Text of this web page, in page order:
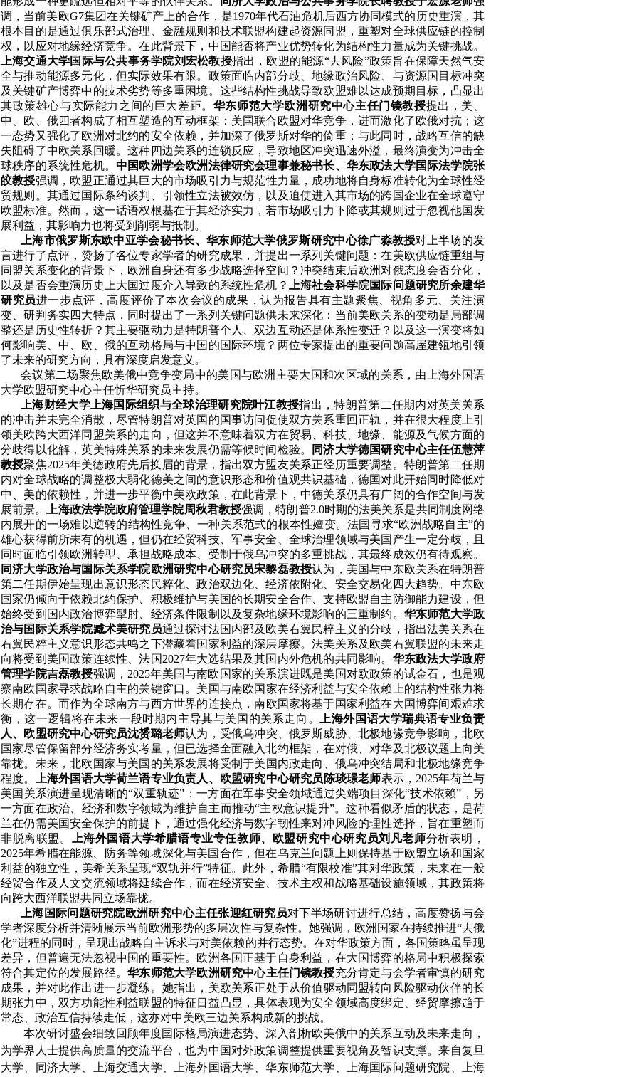
调，当前美欧G7集团在关键矿产上的合作，是1970年代石油危机后西方协同模式的历史重演，其
根本目的是通过俱乐部式治理、金融规则和技术联盟构建起资源同盟，重塑对全球供应链的控制
权，以应对地缘经济竞争。在此背景下，中国能否将产业优势转化为结构性力量成为关键挑战。
上海交通大学国际与公共事务学院刘宏松教授指出，欧盟的能源“去风险”政策旨在保障天然气安
全与推动能源多元化，但实际效果有限。政策面临内部分歧、地缘政治风险、与资源国目标冲突
及关键矿产博弈中的技术劣势等多重困境。这些结构性挑战导致欧盟难以达成预期目标，凸显出
其政策雄心与实际能力之间的巨大差距。 华东师范大学欧洲研究中心主任门镜教授提出，美、
中、欧、俄四者构成了相互塑造的互动框架：美国联合欧盟对华竞争，进而激化了欧俄对抗；这
一态势又强化了欧洲对北约的安全依赖，并加深了俄罗斯对华的倚重；与此同时，战略互信的缺
失阻碍了中欧关系回暖。这种四边关系的连锁反应，导致地区冲突迅速外溢，最终演变为冲击全
球秩序的系统性危机。 中国欧洲学会欧洲法律研究会理事兼秘书长、华东政法大学国际法学院张
皎教授强调， 欧盟正通过其巨大的市场吸引力与规范性力量，成功地将自身标准转化为全球性经
贸规则。其通过国际条约谈判、引领性立法被效仿，以及迫使进入其市场的跨国企业在全球遵守
欧盟标准。然而，这一话语权根基在于其经济实力，若市场吸引力下降或其规则过于忽视他国发
展利益，其影响力也将受到削弱与抵制。
上海市俄罗斯东欧中亚学会秘书长、华东师范大学俄罗斯研究中心徐广淼教授对上半场的发
言进行了点评，赞扬了各位专家学者的研究成果，并提出一系列关键问题：在美欧供应链重组与
同盟关系变化的背景下，欧洲自身还有多少战略选择空间？冲突结束后欧洲对俄态度会否分化，
以及是否会重演历史上大国过度介入导致的系统性危机？
上海社会科学院国际问题研究所余建华
研究员进一步点评，高度评价了本次会议的成果，认为报告具有主题聚焦、视角多元、关注演
变、研判务实四大特点，同时提出了一系列关键问题供未来深化：当前美欧关系的变动是局部调
整还是历史性转折？其主要驱动力是特朗普个人、双边互动还是体系性变迁？以及这一演变将如
何影响美、中、欧、俄的互动格局与中国的国际环境？两位专家提出的重要问题高屋建瓴地引领
了未来的研究方向，具有深度启发意义。
会议第二场聚焦欧美俄中竞争变局中的美国与欧洲主要大国和次区域的关系，由上海外国语
大学欧盟研究中心主任忻华研究员主持。
上海财经大学上海国际组织与全球治理研究院叶江教授指出，特朗普第二任期内对英美关系
的冲击并未完全消散， 尽管特朗普对英国的国事访问促使双方关系重回正轨，并在很大程度上引
领美欧跨大西洋同盟关系的走向 ，但这并不意味着双方在贸易、科技、地缘、能源及气候方面的
分歧得以化解 ，英美特殊关系的未来发展仍需等候时间检验。 同济大学德国研究中心主任伍慧萍
教授聚焦2025年美德政府先后换届的背景，指出双方盟友关系正经历重要调整。特朗普第二任期
内对全球战略的调整极大弱化德美之间的意识形态和价值观共识基础，德国对此开始同时降低对
中、美的依赖性，并进一步平衡中美欧政策，在此背景下，中德关系仍具有广阔的合作空间与发
展前景。 上海政法学院政府管理学院周秋君教授强调 ，特朗普2.0时期的法美关系是共同制度网络
内展开的一场难以逆转的结构性竞争、一种关系范式的根本性嬗变。法国寻求“欧洲战略自主”的
雄心获得前所未有的机遇，但仍在经贸科技、军事安全、全球治理领域与美国产生一定分歧，且
同时面临引领欧洲转型、承担战略成本、受制于俄乌冲突的多重挑战，其最终成效仍有待观察。
同济大学政治与国际关系学院欧洲研究中心研究员宋黎磊教授认为，美国与中东欧关系在特朗普
第二任期伊始呈现出意识形态民粹化、政治双边化、经济依附化、安全交易化四大趋势。 中东欧
国家仍倾向于依赖北约保护、积极维护与美国的长期安全合作、支持欧盟自主防御能力建设， 但
始终受到国内政治博弈掣肘、经济条件限制以及复杂地缘环境影响的三重制约。 华东师范大学政
治与国际关系学院臧术美研究员通过探讨法国内部及欧美右翼民粹主义的分歧，指出法美关系在
右翼民粹主义意识形态共鸣之下潜藏着国家利益的深层摩擦。法美关系及欧美右翼联盟的未来走
向将受到美国政策连续性、法国2027年大选结果及其国内外危机的共同影响。 华东政法大学政府
管理学院吉磊教授强调， 2025年美国与南欧 国家的关系演进既是美国对欧政策的试金石， 也是观
察南欧国家寻求战略自主的关键窗口 。 美国与南欧国家在经济利益与安全依赖 上的结构性张力将
长期存在。而作为全球南方与西方世界的连接点 ，南欧国家将基于国家利益在大国博弈间艰难求
衡 ，这一逻辑将在未来一段时期内主导其与美国的关系走向 。 上海外国语大学瑞典语专业负责
人、欧盟研究中心研究员沈赟璐老师认为，受俄乌冲突、俄罗斯威胁、北极地缘竞争影响，北欧
国家尽管保留部分经济务实考量，但已选择全面融入北约框架，在对俄、对华及北极议题上向美
靠拢。 未来，北欧国家与美国的关系发展将受制于美国内政走向
、俄乌冲突结局和北极地缘竞争
程度。 上海外国语大学荷兰语专业负责人、欧盟研究中心研究员陈琰璟老师表示， 2025年荷兰与
美国 关系演进呈现清晰的“双重轨迹”：一方面在军事安全领域通过尖端项目深化“技术依赖”，另
一方面在政治、经济和数字领域为维护自主而推动“主权意识提升”。这种看似矛盾的状态，是荷
兰在仍需美国安全保护的前提下，通过强化经济与数字韧性来对冲风险的理性选择，旨在重塑而
非脱离联盟。
上海外国语大学希腊语专业专任教师、 欧盟研究中心研究员刘凡老师分析表明，
2025年希腊在能源、防务等领域深化与美国合作，但在乌克兰问题上则保持基于欧盟立场和国家
利益的独立性 ，美希关系呈现“双轨并行”特征。此外，希腊“有限校准”其对华政策，未来在一般
经贸合作及人文交流领域将延续合作，而在经济安全、技术主权和战略基础设施领域，其政策将
向跨大西洋联盟共同立场靠拢。
上海国际问题研究院欧洲研究中心主任张迎红研究员对下半场研讨进行总结 ，高度赞扬与会
学者深度分析并清晰展示当前欧洲形势的多层次性与复杂性。她强调，欧洲国家在持续推进“去俄
化”进程的同时，呈现出战略自主诉求与对美依赖的并行态势。在对华政策方面，各国策略虽呈现
差异，但普遍无法忽视中国的重要性。欧洲各国正基于自身利益，在大国博弈的格局中积极探索
符合其定位的发展路径。华东师范大学欧洲研究中心主任门镜教授充分肯定与会学者审慎的研究
成果 ， 并对此作出进一步凝练 。 她指出，美欧关系正处于从价值驱动同盟转向风险驱动伙伴的长
期张力中，双方功能性利益联盟的特征日益凸显，具体表现为安全领域高度绑定 、经贸摩擦趋于
常态
政治互信持续走低， 这亦对中美欧三边关系构成新的挑战。
本次研讨盛会细致回顾年度国际格局演进态势、深入剖析欧美俄中的关系互动及未来走向，
为学界人士提供高质量的交流平台，也为中国对外政策调整提供重要视角及智识支撑。来自复旦
大学、同济大学、上海交通大学、上海外国语大学、华东师范大学、上海国际问题研究院、上海